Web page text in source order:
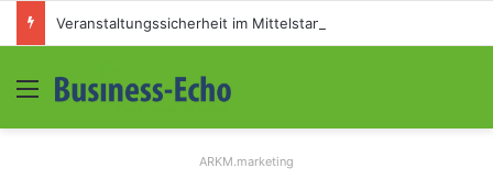
Menü
ARKM.marketing